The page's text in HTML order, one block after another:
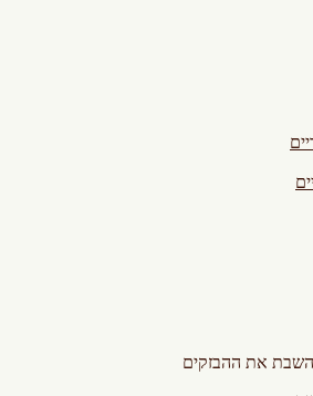
השבת את ההבזקים